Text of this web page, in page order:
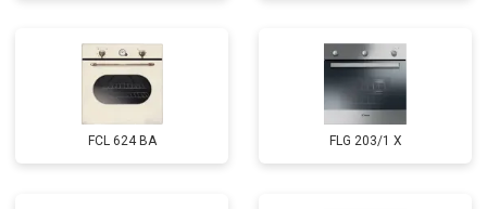
FCL 624 BA FLG 203/1 X